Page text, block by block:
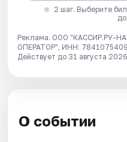
2 шаг. Выберите
Реклама. ООО "КАССИР.РУ-
ОПЕРАТОР", ИНН:
Действует до 31 августа 2026
О событии